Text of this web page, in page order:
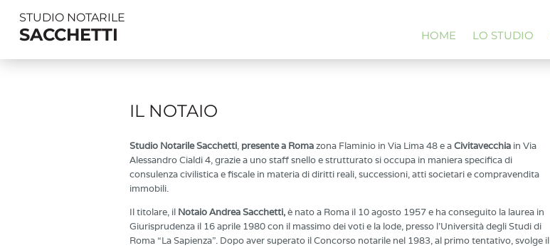
STUDIO NOTARILE
SACCHETTI HOME LO STUDIO
IL NOTAIO
Studio Notarile Sacchetti, presente a Romazona Flaminio in Via Lima 48 e aCivitavecchia in Via
Alessandro Cialdi 4, grazie a uno staff snello e strutturato si occupa in maniera specifica di
consulenza civilistica e fiscale in materia di diritti reali, successioni, atti societari e compravendita
immobili.
Il titolare, il NotaioAndrea Sacchetti,è nato a Roma il 10 agosto 1957 e ha conseguito la laurea in
Giurisprudenza il 16 aprile 1980 con il massimo dei voti e la lode, presso l’Università degli Studi di
Roma “La Sapienza”. Dopo aver superato il Concorso notarile nel 1983, al primo tentativo, svolge il